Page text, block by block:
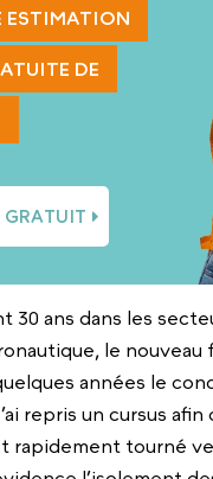
ESTIMATION
DE
GRATUIT
30 ans dans les
le nouveau
années le
repris un cursus
rapidement tourné